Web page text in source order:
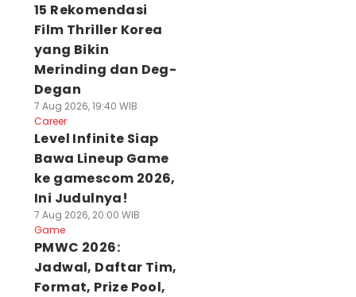
Sulsel
125
Jadi
AI Edukasi
Agu 2026, 00:39 WIB
Gunung Soputan
Sulut Masih
Hektare Hangus
Terbakar
News
15 Rekomendasi
Film Thriller Korea
yang Bikin
Merinding dan Deg-
Degan
7 Aug 2026, 19:40 WIB
Career
Level Infinite Siap
Bawa Lineup Game
ke gamescom 2026,
Ini Judulnya!
7 Aug 2026, 20:00 WIB
Game
PMWC 2026:
Jadwal, Daftar Tim,
Format, Prize Pool,